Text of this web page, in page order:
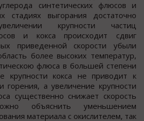
синтетических флюсов и
стадиях выгорания достаточно
крупности частиц
и кокса происходит сдвиг
приведенной скорости убыли
более высоких температур,
флюса в большей степени
крупности кокса не приводит к
горения, а увеличение крупности
существенно снижает скорость
объяснить уменьшением
материала с окислителем, так